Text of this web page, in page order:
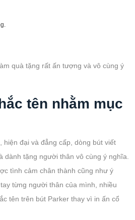
quà tặng rất ấn tượng và vô cùng ý
tên nhằm mục
hiện đại và đẳng cấp, dòng bút viết
dành tặng người thân vô cùng ý nghĩa.
tình cảm chân thành cũng như ý
từng người thân của mình, nhiều
tên trên bút Parker thay vì in ấn cổ